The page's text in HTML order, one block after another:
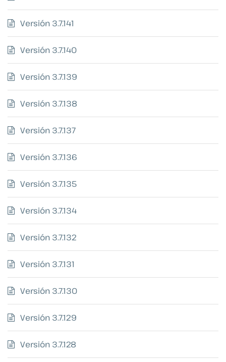
Versión 3.7.141
Versión 3.7.140
Versión 3.7.139
Versión 3.7.138
Versión 3.7.137
Versión 3.7.136
Versión 3.7.135
Versión 3.7.134
Versión 3.7.132
Versión 3.7.131
Versión 3.7.130
Versión 3.7.129
Versión 3.7.128